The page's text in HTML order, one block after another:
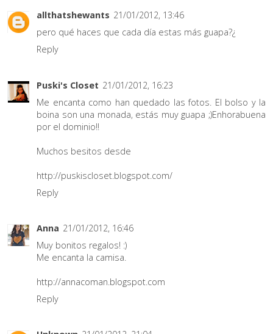
allthatshewants 21/01/2012, 13:46
pero qué haces que cada día estas más guapa?¿
Reply
Puski's Closet 21/01/2012, 16:23
Me encanta como han quedado las fotos. El bolso y la
boina son una monada, estás muy guapa ;)Enhorabuena
por el dominio!!
Muchos besitos desde
http://puskiscloset.blogspot.com/
Reply
Anna 21/01/2012, 16:46
Muy bonitos regalos! :)
Me encanta la camisa.
http://annacoman.blogspot.com
Reply